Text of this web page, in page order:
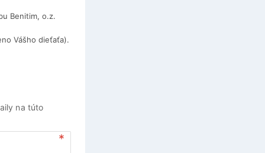
Benitim, o.z.
Vášho dieťaťa).
na túto